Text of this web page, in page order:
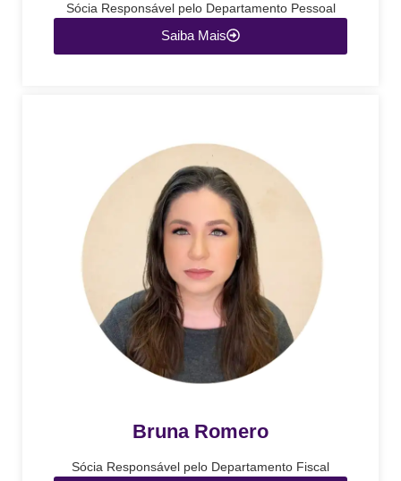
Sócia Responsável pelo Departamento Pessoal
Saiba Mais
Bruna Romero
Sócia Responsável pelo Departamento Fiscal